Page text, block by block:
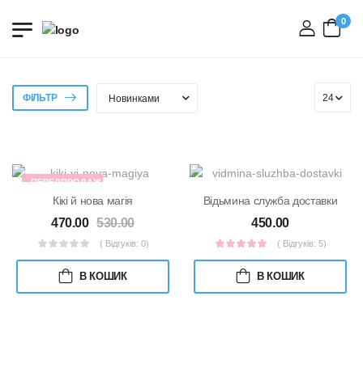
вхід
0
ФІЛЬТР
ПЕРЕДПРОДАЖ
Кікі й нова магія
470.00 530.00
( Відгуків: 0)
В КОШИК
Відьмина служба доставки
450.00
( Відгуків: 5)
В КОШИК